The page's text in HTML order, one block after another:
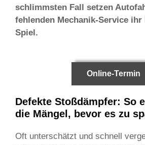
schlimmsten Fall setzen
fehlenden Mechanik-Service ihr
Spiel.
Online-Termin
Defekte Stoßdämpfer: So
die Mängel, bevor es zu
Oft unterschätzt und schnell